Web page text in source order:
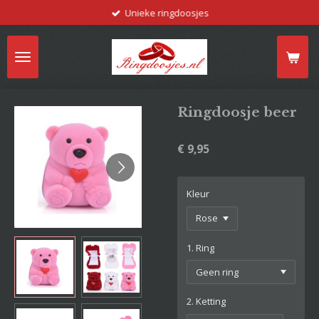
de
hoofdinhoud
Unieke ringdoosjes
Ringdoosje beer
€ 9,95
Kleur
1. Ring
2. Ketting